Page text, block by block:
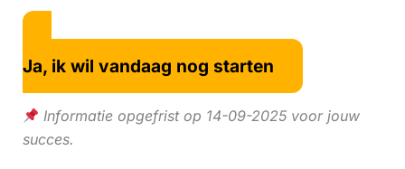
Ja, ik wil vandaag nog starten
Informatie opgefrist op 14-09-2025 voor jouw
succes.